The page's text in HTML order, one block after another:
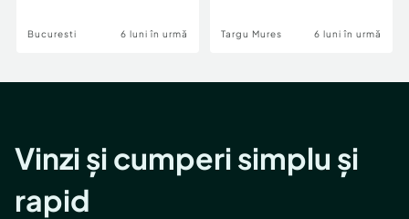
Bucuresti 6 luni în urmă Targu Mures 6 luni în urmă
Vinzi și cumperi simplu și
rapid